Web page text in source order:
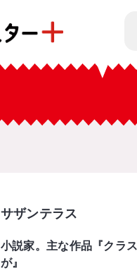
サザンテラス
小説家。主な作品『クラ
が』